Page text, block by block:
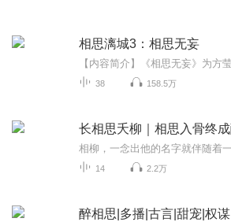
相思漓城3：相思无妄
38 158.5万
14 2.2万
醉相思|多播|古言|甜宠|权谋